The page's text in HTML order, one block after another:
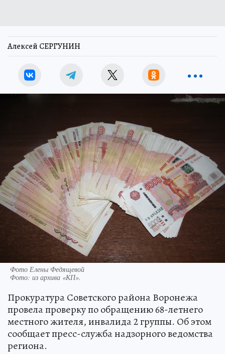
Алексей СЕРГУНИН
Фото Елены Федящевой
Фото: из архива «КП».
Прокуратура Советского района Воронежа
провела проверку по обращению 68-летнего
местного жителя, инвалида 2 группы. Об этом
сообщает пресс-служба надзорного ведомства
региона.